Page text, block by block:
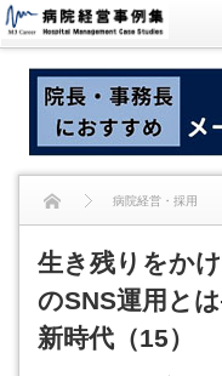
病院経営・採用
生き残りをかけたSNS～選
時代（15）
生き残りをか
のSNS運用と
新時代（15）